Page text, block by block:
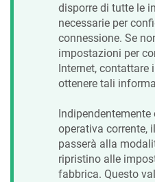
disporre di tutte le
necessarie per
connessione. Se
impostazioni per
Internet, contattare
ottenere tali
operativa corrente,
passerà alla
ripristino alle
fabbrica. Questo